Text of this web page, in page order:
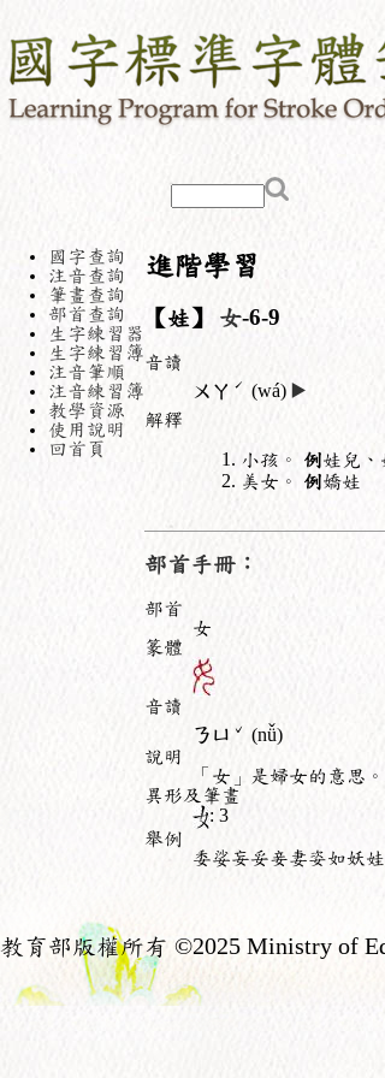
國字查詢
注音查詢
筆畫查詢
部首查詢
生字練習器
生字練習簿
注音筆順
注音練習簿
教學資源
使用說明
回首頁
進階學習
【娃】 女-6-9
音讀
ㄨㄚ ˊ (wá) ▶️
解釋
小孩。 例娃兒、
美女。 例嬌娃
部首手冊：
部首
女
篆體
音讀
ㄋㄩ ˇ (nǚ)
說明
「女」是婦女的意思
異形及筆畫
: 3
舉例
委娑妄妥妾妻姿如妖
教育部版權所有 ©2025 Ministry of